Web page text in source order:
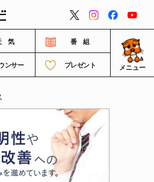
気 番 組
ンサー プレゼント メニュー
んテレビについて
ベント情報